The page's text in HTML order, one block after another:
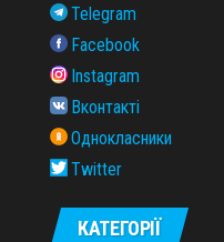
Telegram
Facebook
Instagram
Вконтакті
Однокласники
Twitter
КАТЕГОРІЇ